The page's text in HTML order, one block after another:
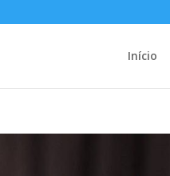
Início